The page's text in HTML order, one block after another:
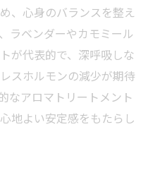
、心身のバランスを整え
ラベンダーやカモミール
が代表的で、深呼吸しな
スホルモンの減少が期待
なアロマトリートメント
地よい安定感をもたらし